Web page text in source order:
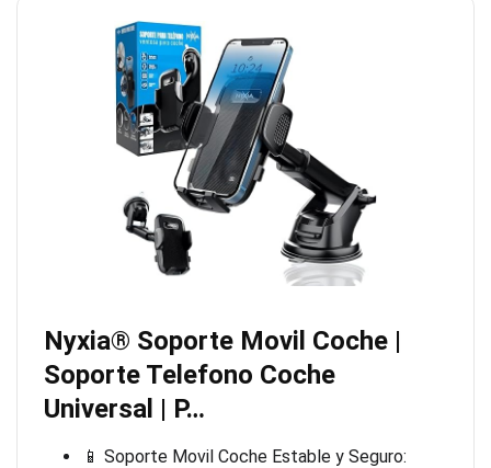
Nyxia® Soporte Movil Coche |
Soporte Telefono Coche
Universal | P…
📱 Soporte Movil Coche Estable y Seguro: